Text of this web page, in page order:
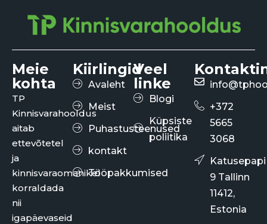
Meie
kohta
TP
Kinnisvarahooldus
aitab
ettevõtetel
ja
kinnisvaraomanikel
korraldada
nii
igapäevaseid
Kiirlingid
Avaleht
Meist
Puhastusteenused
kontakt
Tööpakkumised
Veel
linke
Blogi
Küpsiste
poliitika
+372
5665
3068
Katusepapi
9 Tallinn
11412,
Estonia